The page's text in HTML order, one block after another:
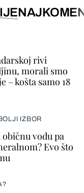
rivi
morali smo
– košta samo 18
IZBOR
vodu pa
Evo što